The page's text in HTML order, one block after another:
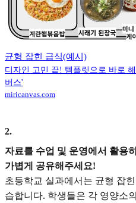
균형 잡힌 급식(예시)
디자인 고민 끝! 템플릿으로 바로
버스'
miricanvas.com
2.
자료를 수업 및 운영에서 활용
가볍게 공유해주세요!
초등학교 실과에서는 균형 잡
습합니다. 학생들은 각 영양소